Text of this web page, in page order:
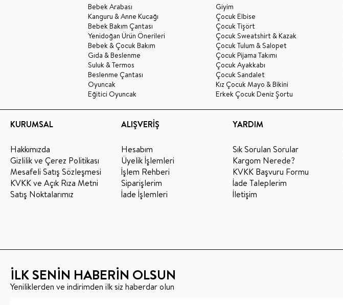
Bebek Arabası
Kanguru & Anne Kucağı
Bebek Bakım Çantası
Yenidoğan Ürün Önerileri
Bebek & Çocuk Bakım
Gıda & Beslenme
Suluk & Termos
Beslenme Çantası
Oyuncak
Eğitici Oyuncak
Giyim
Çocuk Elbise
Çocuk Tişört
Çocuk Sweatshirt & Kazak
Çocuk Tulum & Salopet
Çocuk Pijama Takımı
Çocuk Ayakkabı
Çocuk Sandalet
Kız Çocuk Mayo & Bikini
Erkek Çocuk Deniz Şortu
KURUMSAL
Hakkımızda
Gizlilik ve Çerez Politikası
Mesafeli Satış Sözleşmesi
KVKK ve Açık Rıza Metni
Satış Noktalarımız
ALIŞVERİŞ
Hesabım
Üyelik İşlemleri
İşlem Rehberi
Siparişlerim
İade İşlemleri
YARDIM
Sık Sorulan Sorular
Kargom Nerede?
KVKK Başvuru Formu
İade Taleplerim
İletişim
İLK SENİN HABERİN OLSUN
Yeniliklerden ve indirimden ilk siz haberdar olun